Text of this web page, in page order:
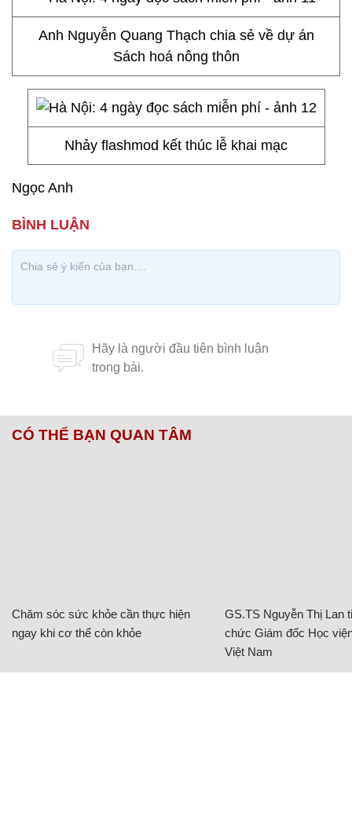
Anh Nguyễn Quang Thạch chia sẻ về dự án
Sách hoá nông thôn
Nhảy flashmod kết thúc lễ khai mạc
Ngọc Anh
CÓ THỂ BẠN QUAN TÂM
Chăm sóc sức khỏe cần thực hiện
ngay khi cơ thể còn khỏe
GS.TS Nguyễn Thị Lan
chức Giám đốc Học
Việt Nam